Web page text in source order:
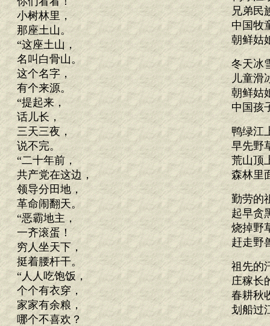
兄弟民
中国牧
朝鲜姑
冬天冰
儿童滑
朝鲜姑
中国孩
鸭绿江
早先野
荒山顶
森林里
勤劳的
起早贪
烧掉野
赶走野
祖先的
庄稼长
春耕秋
划船过
小树林里，
那座土山。
“这座土山，
名叫白骨山。
这个名字，
有个来源。
“提起来，
话儿长，
三天三夜，
说不完。
“二十年前，
共产党在这边，
领导分田地，
革命闹翻天。
“恶霸地主，
一齐滚蛋！
穷人坐天下，
挺着腰杆干。
“人人吃饱饭，
个个有衣穿，
家家有余粮，
哪个不喜欢？